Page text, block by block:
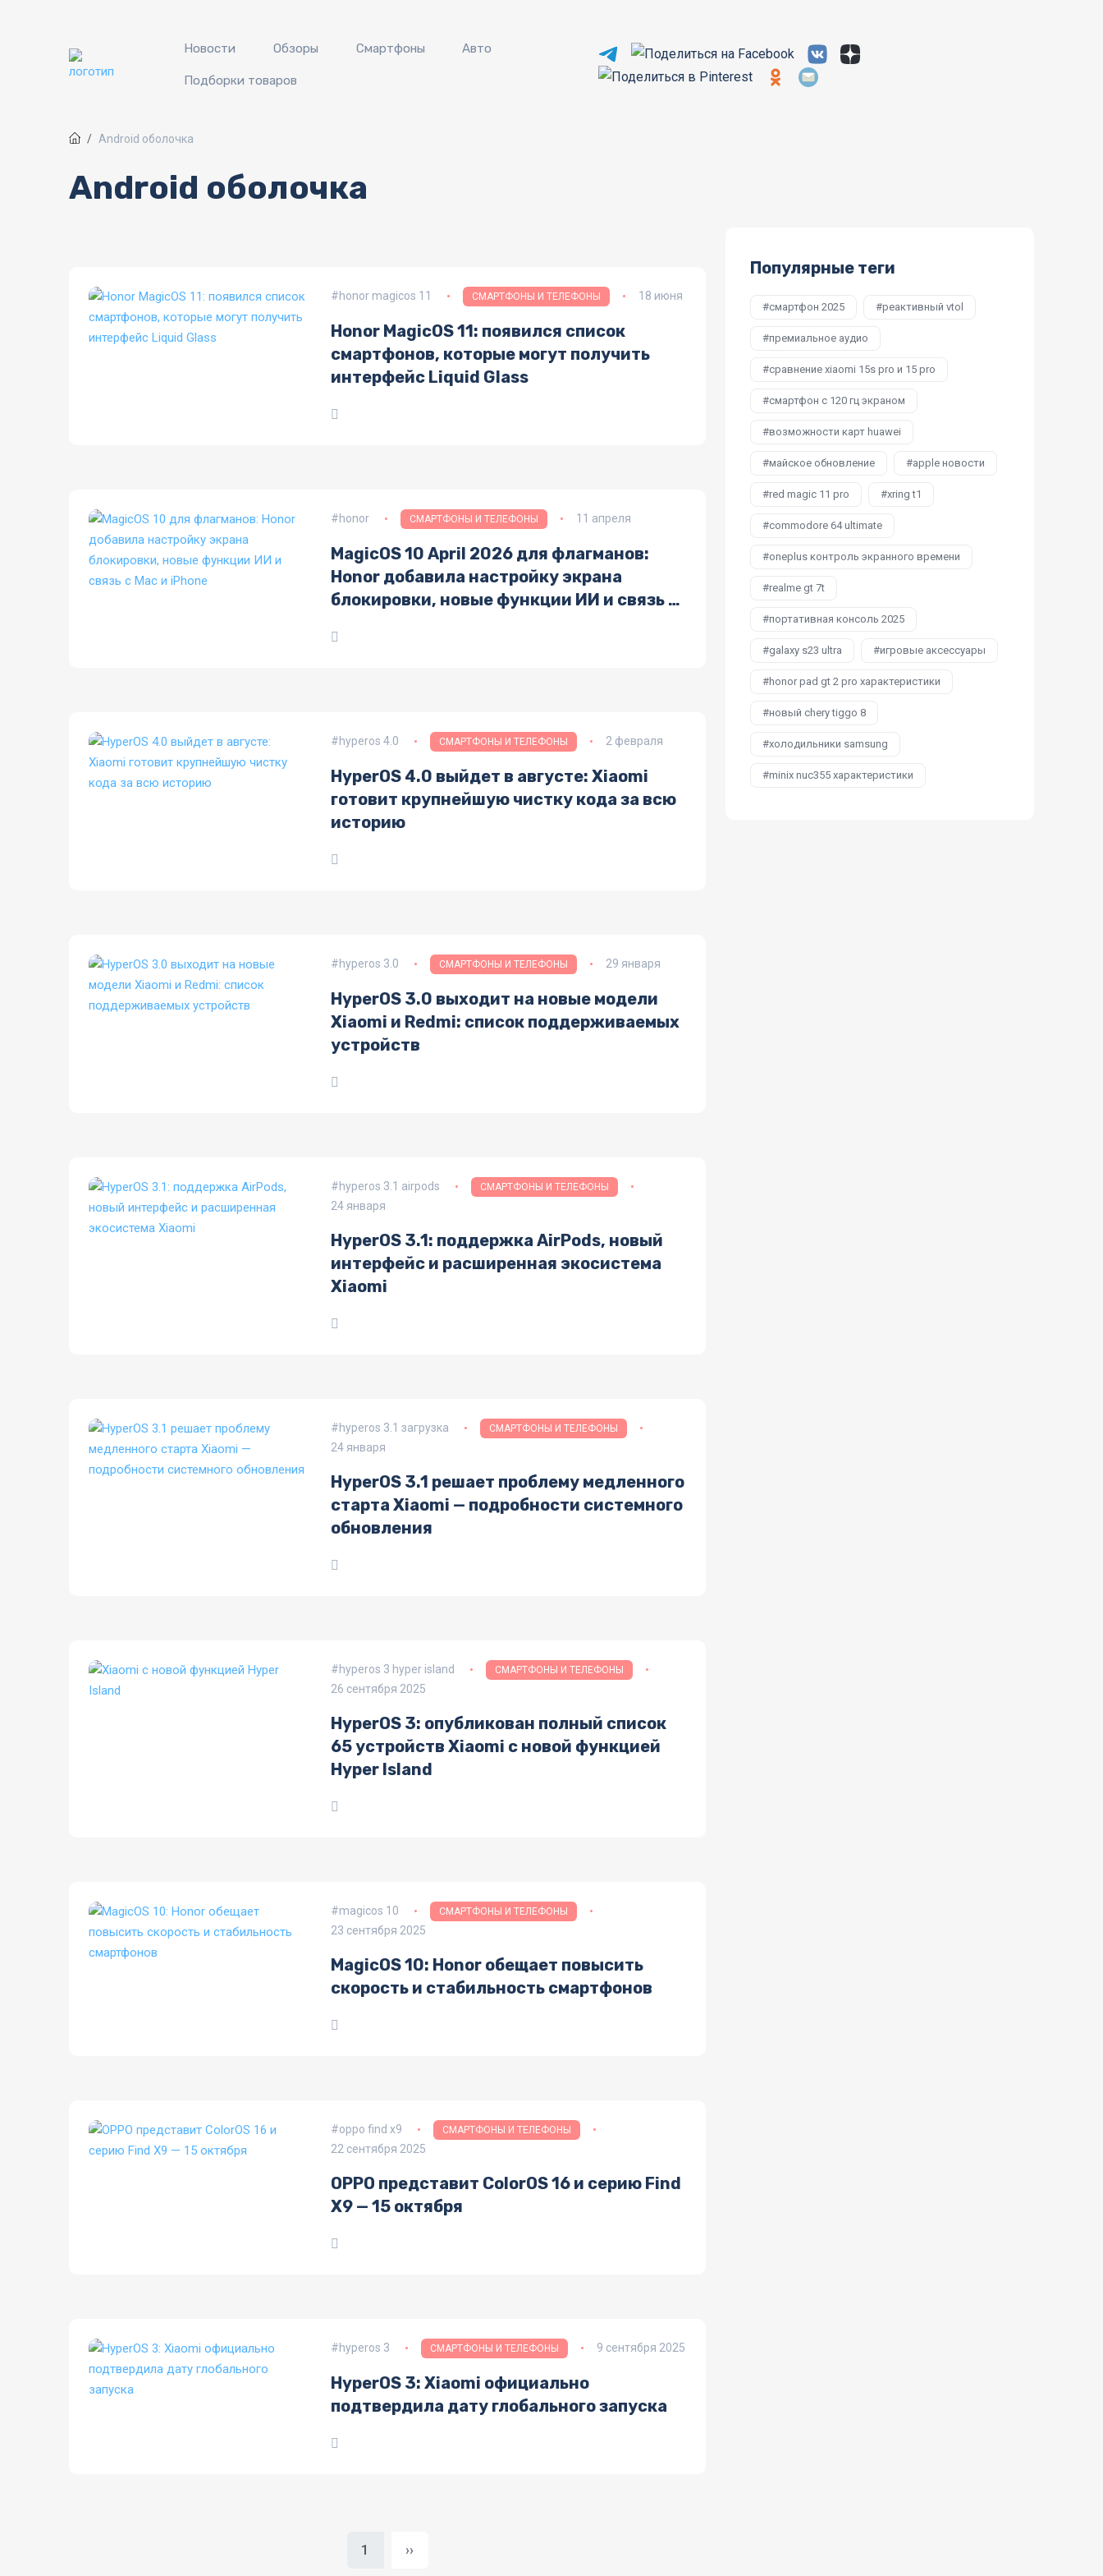
Новости Обзоры Смартфоны Авто
Подборки товаров
Android оболочка
Android оболочка
honor magicos 11 СМАРТФОНЫ И ТЕЛЕФОНЫ 18 июня
Honor MagicOS 11: появился список
смартфонов, которые могут получить
интерфейс Liquid Glass
honor СМАРТФОНЫ И ТЕЛЕФОНЫ 11 апреля
MagicOS 10 April 2026 для флагманов:
Honor добавила настройку экрана
блокировки, новые функции ИИ и связь с
hyperos 4.0 СМАРТФОНЫ И ТЕЛЕФОНЫ 2 февраля
HyperOS 4.0 выйдет в августе: Xiaomi
готовит крупнейшую чистку кода за всю
историю
hyperos 3.0 СМАРТФОНЫ И ТЕЛЕФОНЫ 29 января
HyperOS 3.0 выходит на новые модели
Xiaomi и Redmi: список поддерживаемых
устройств
hyperos 3.1 airpods СМАРТФОНЫ И ТЕЛЕФОНЫ
24 января
HyperOS 3.1: поддержка AirPods, новый
интерфейс и расширенная экосистема
Xiaomi
hyperos 3.1 загрузка СМАРТФОНЫ И ТЕЛЕФОНЫ
24 января
HyperOS 3.1 решает проблему медленного
старта Xiaomi — подробности системного
обновления
hyperos 3 hyper island СМАРТФОНЫ И ТЕЛЕФОНЫ
26 сентября 2025
HyperOS 3: опубликован полный список
65 устройств Xiaomi с новой функцией
Hyper Island
magicos 10 СМАРТФОНЫ И ТЕЛЕФОНЫ
23 сентября 2025
MagicOS 10: Honor обещает повысить
скорость и стабильность смартфонов
oppo find x9 СМАРТФОНЫ И ТЕЛЕФОНЫ
22 сентября 2025
OPPO представит ColorOS 16 и серию Find
X9 — 15 октября
hyperos 3 СМАРТФОНЫ И ТЕЛЕФОНЫ 9 сентября 2025
HyperOS 3: Xiaomi официально
подтвердила дату глобального запуска
1 Следующая страница
››
Популярные теги
смартфон 2025 реактивный vtol
премиальное аудио
сравнение xiaomi 15s pro и 15 pro
смартфон с 120 гц экраном
возможности карт huawei
майское обновление apple новости
red magic 11 pro xring t1
commodore 64 ultimate
oneplus контроль экранного времени
realme gt 7t
портативная консоль 2025
galaxy s23 ultra игровые аксессуары
honor pad gt 2 pro характеристики
новый chery tiggo 8
холодильники samsung
minix nuc355 характеристики